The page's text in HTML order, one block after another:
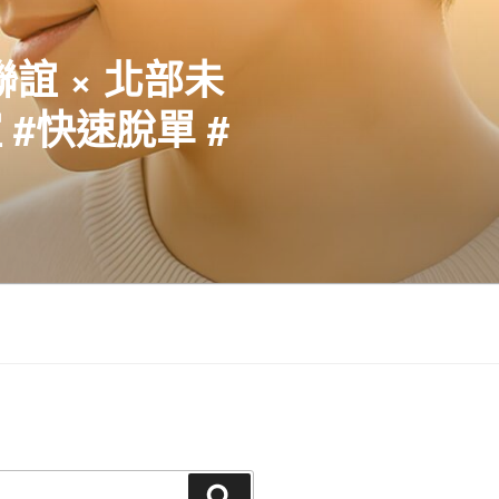
誼 × 北部未
快速脫單 #